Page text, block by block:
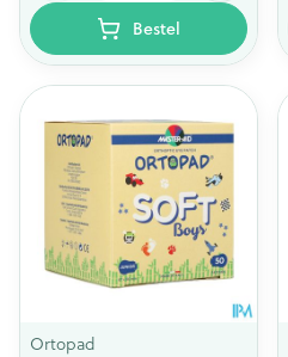
Bestel
Ortopad